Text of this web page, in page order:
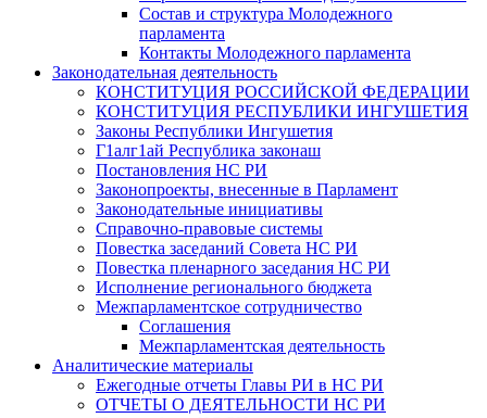
Состав и структура Молодежного
парламента
Контакты Молодежного парламента
Законодательная деятельность
КОНСТИТУЦИЯ РОССИЙСКОЙ ФЕДЕРАЦИИ
КОНСТИТУЦИЯ РЕСПУБЛИКИ ИНГУШЕТИЯ
Законы Республики Ингушетия
Г1алг1ай Республика законаш
Постановления НС РИ
Законопроекты, внесенные в Парламент
Законодательные инициативы
Справочно-правовые системы
Повестка заседаний Совета НС РИ
Повестка пленарного заседания НС РИ
Исполнение регионального бюджета
Межпарламентское сотрудничество
Соглашения
Межпарламентская деятельность
Аналитические материалы
Ежегодные отчеты Главы РИ в НС РИ
ОТЧЕТЫ О ДЕЯТЕЛЬНОСТИ НС РИ